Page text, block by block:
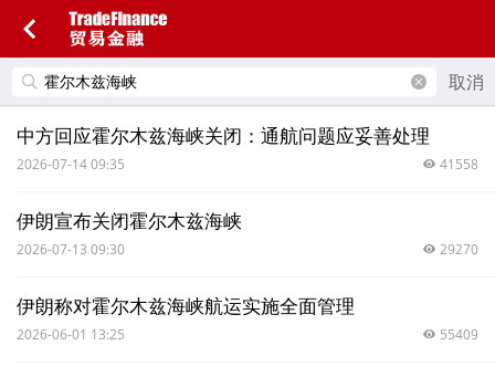
取消
中方回应霍尔木兹海峡关闭：通航问题应妥善处理
2026-07-14 09:35 41558
伊朗宣布关闭霍尔木兹海峡
2026-07-13 09:30 29270
伊朗称对霍尔木兹海峡航运实施全面管理
2026-06-01 13:25 55409